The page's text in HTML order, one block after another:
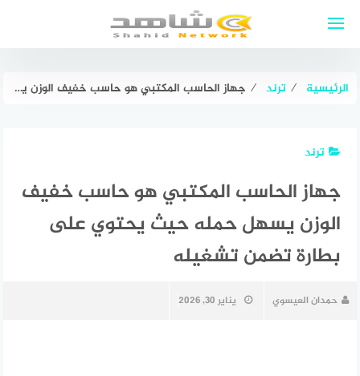
الرئيسية ⁄ ترند ⁄ جهاز الحاسب المكتبي هو حاسب خفيف الوزن يسهل حمله حيث يحتوي على بطارة تضمن تشغيله
ترند
جهاز الحاسب المكتبي هو حاسب خفيف
الوزن يسهل حمله حيث يحتوي على
بطارة تضمن تشغيله
حمدان العيسوي يناير 30, 2026